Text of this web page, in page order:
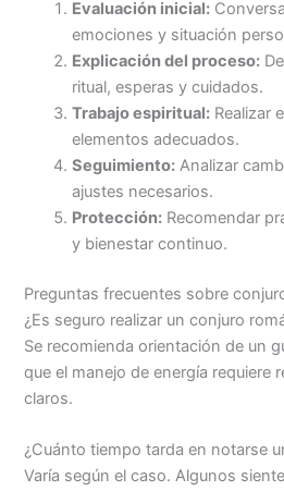
Evaluación inicial:
emociones y situación
Explicación del proceso:
ritual, esperas y cuidados.
Trabajo espiritual: Realizar
elementos adecuados.
Seguimiento: Analizar
ajustes necesarios.
Protección: Recomendar
y bienestar continuo.
Preguntas frecuentes sobre
¿Es seguro realizar un conjuro
Se recomienda orientación de un
que el manejo de energía requiere
claros.
¿Cuánto tiempo tarda en notarse
Varía según el caso. Algunos